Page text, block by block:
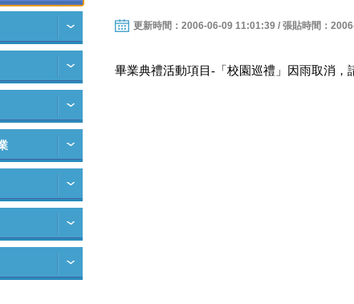
更新時間：2006-06-09 11:01:39 / 張貼時間：
畢業典禮活動項目-「校園巡禮」因雨取消，